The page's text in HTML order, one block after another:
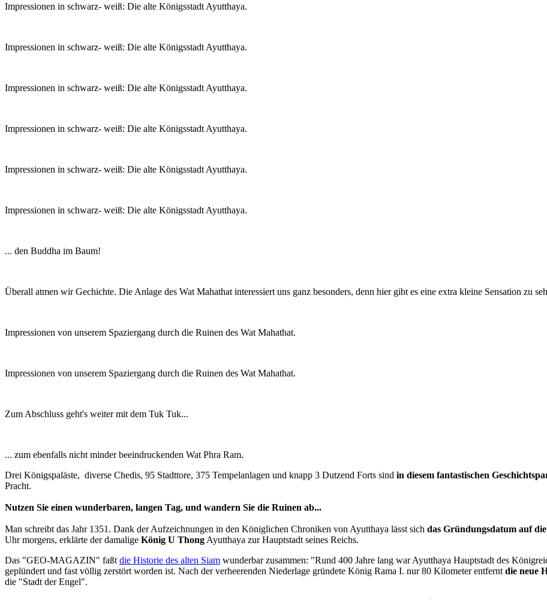
Impressionen in schwarz- weiß: Die alte Königsstadt Ayutthaya.
Impressionen in schwarz- weiß: Die alte Königsstadt Ayutthaya.
Impressionen in schwarz- weiß: Die alte Königsstadt Ayutthaya.
Impressionen in schwarz- weiß: Die alte Königsstadt Ayutthaya.
Impressionen in schwarz- weiß: Die alte Königsstadt Ayutthaya.
Impressionen in schwarz- weiß: Die alte Königsstadt Ayutthaya.
... den Buddha im Baum!
Überall atmen wir Gechichte. Die Anlage des Wat Mahathat interessiert uns ganz besonders, denn hier gibt es eine extra kleine Sensation zu
Impressionen von unserem Spaziergang durch die Ruinen des Wat Mahathat.
Impressionen von unserem Spaziergang durch die Ruinen des Wat Mahathat.
Zum Abschluss geht's weiter mit dem Tuk Tuk...
... zum ebenfalls nicht minder beeindruckenden Wat Phra Ram.
Drei Königspaläste, diverse Chedis, 95 Stadttore, 375 Tempelanlagen und knapp 3 Dutzend Forts sind in diesem fantastischen
Pracht.
Nutzen Sie einen wunderbaren, langen Tag, und wandern Sie die Ruinen ab...
Man schreibt das Jahr 1351. Dank der Aufzeichnungen in den Königlichen Chroniken von Ayutthaya lässt sich das Gründungsdatum auf
Uhr morgens, erklärte der damalige König U Thong Ayutthaya zur Hauptstadt seines Reichs.
Das "GEO-MAGAZIN" faßt die Historie des alten Siam wunderbar zusammen: "Rund 400 Jahre lang war Ayutthaya Hauptstadt des
geplündert und fast völlig zerstört worden ist. Nach der verheerenden Niederlage gründete König Rama I. nur 80 Kilometer entfernt die neue
die "Stadt der Engel".